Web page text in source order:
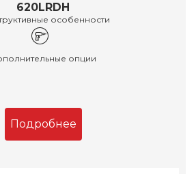
620LRDH
особенности
опции
Подробнее